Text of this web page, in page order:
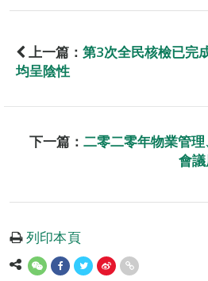
上一篇： 第3次全民核檢已完
均呈陰性
下一篇： 二零二零年物業管
會
列印本頁